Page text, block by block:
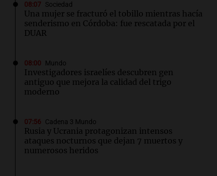
08:07 Sociedad
Una mujer se fracturó el tobillo mientras hacía
senderismo en Córdoba: fue rescatada por el
DUAR
08:00 Mundo
Investigadores israelíes descubren gen
antiguo que mejora la calidad del trigo
moderno
07:56 Cadena 3 Mundo
Rusia y Ucrania protagonizan intensos
ataques nocturnos que dejan 7 muertos y
numerosos heridos